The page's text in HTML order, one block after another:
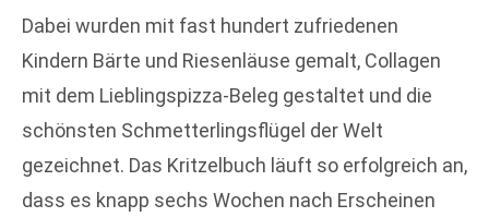
Dabei wurden mit fast hundert zufriedenen
Kindern Bärte und Riesenläuse gemalt, Collagen
mit dem Lieblingspizza-Beleg gestaltet und die
schönsten Schmetterlingsflügel der Welt
gezeichnet. Das Kritzelbuch läuft so erfolgreich an,
dass es knapp sechs Wochen nach Erscheinen